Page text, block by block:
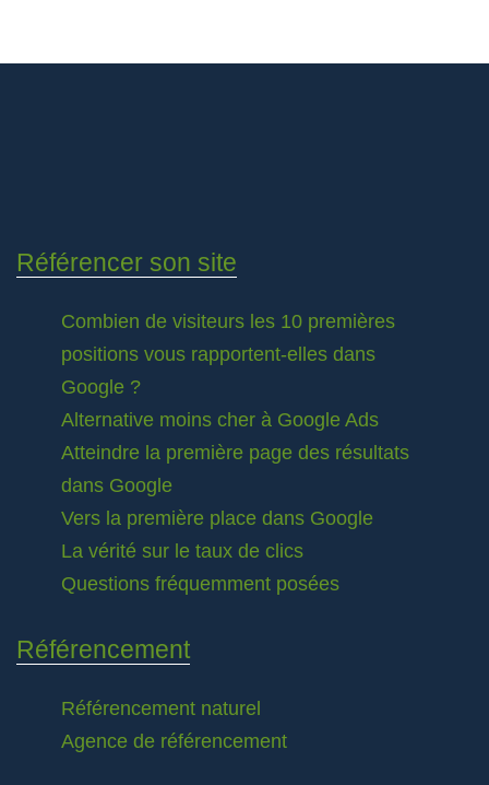
Référencer son site
Combien de visiteurs les 10 premières
positions vous rapportent-elles dans
Google ?
Alternative moins cher à Google Ads
Atteindre la première page des résultats
dans Google
Vers la première place dans Google
La vérité sur le taux de clics
Questions fréquemment posées
Référencement
Référencement naturel
Agence de référencement